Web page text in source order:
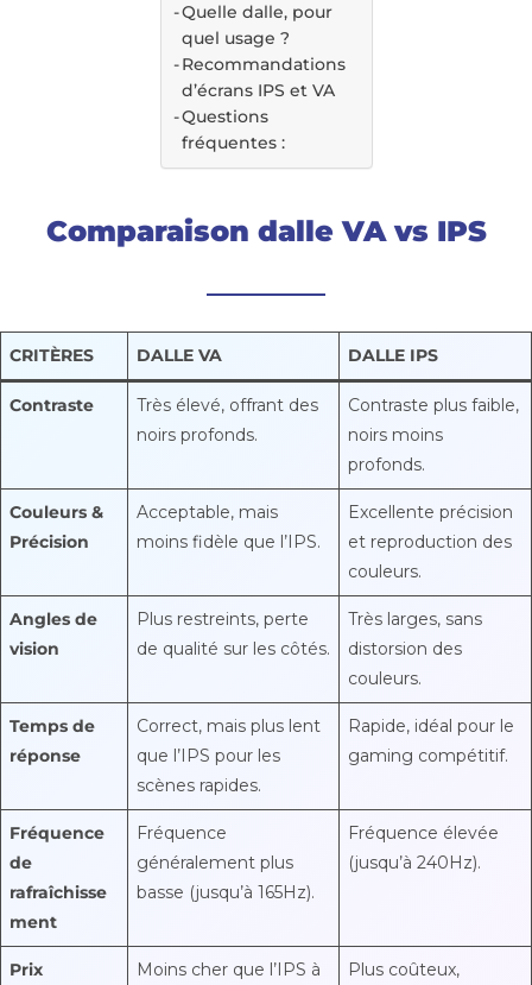
Quelle dalle, pour
quel usage ?
Recommandations
d’écrans IPS et VA
Questions
fréquentes :
Comparaison dalle VA vs IPS
CRITÈRES DALLE VA DALLE IPS
Contraste
Très élevé, offrant des
noirs profonds.
Contraste plus faible,
noirs moins
profonds.
Couleurs &
Précision
Acceptable, mais
moins fidèle que l’IPS.
Excellente précision
et reproduction des
couleurs.
Angles de
vision
Plus restreints, perte
de qualité sur les côtés.
Très larges, sans
distorsion des
couleurs.
Temps de
réponse
Correct, mais plus lent
que l’IPS pour les
scènes rapides.
Rapide, idéal pour le
gaming compétitif.
Fréquence
de
rafraîchisse
ment
Fréquence
généralement plus
basse (jusqu’à 165Hz).
Fréquence élevée
(jusqu’à 240Hz).
Prix
Moins cher que l’IPS à
Plus coûteux,